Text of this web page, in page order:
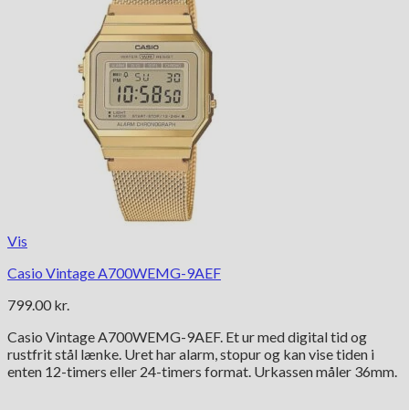
Vis
Casio Vintage A700WEMG-9AEF
799.00 kr.
Casio Vintage A700WEMG-9AEF. Et ur med digital tid og
rustfrit stål lænke. Uret har alarm, stopur og kan vise tiden i
enten 12-timers eller 24-timers format. Urkassen måler 36mm.